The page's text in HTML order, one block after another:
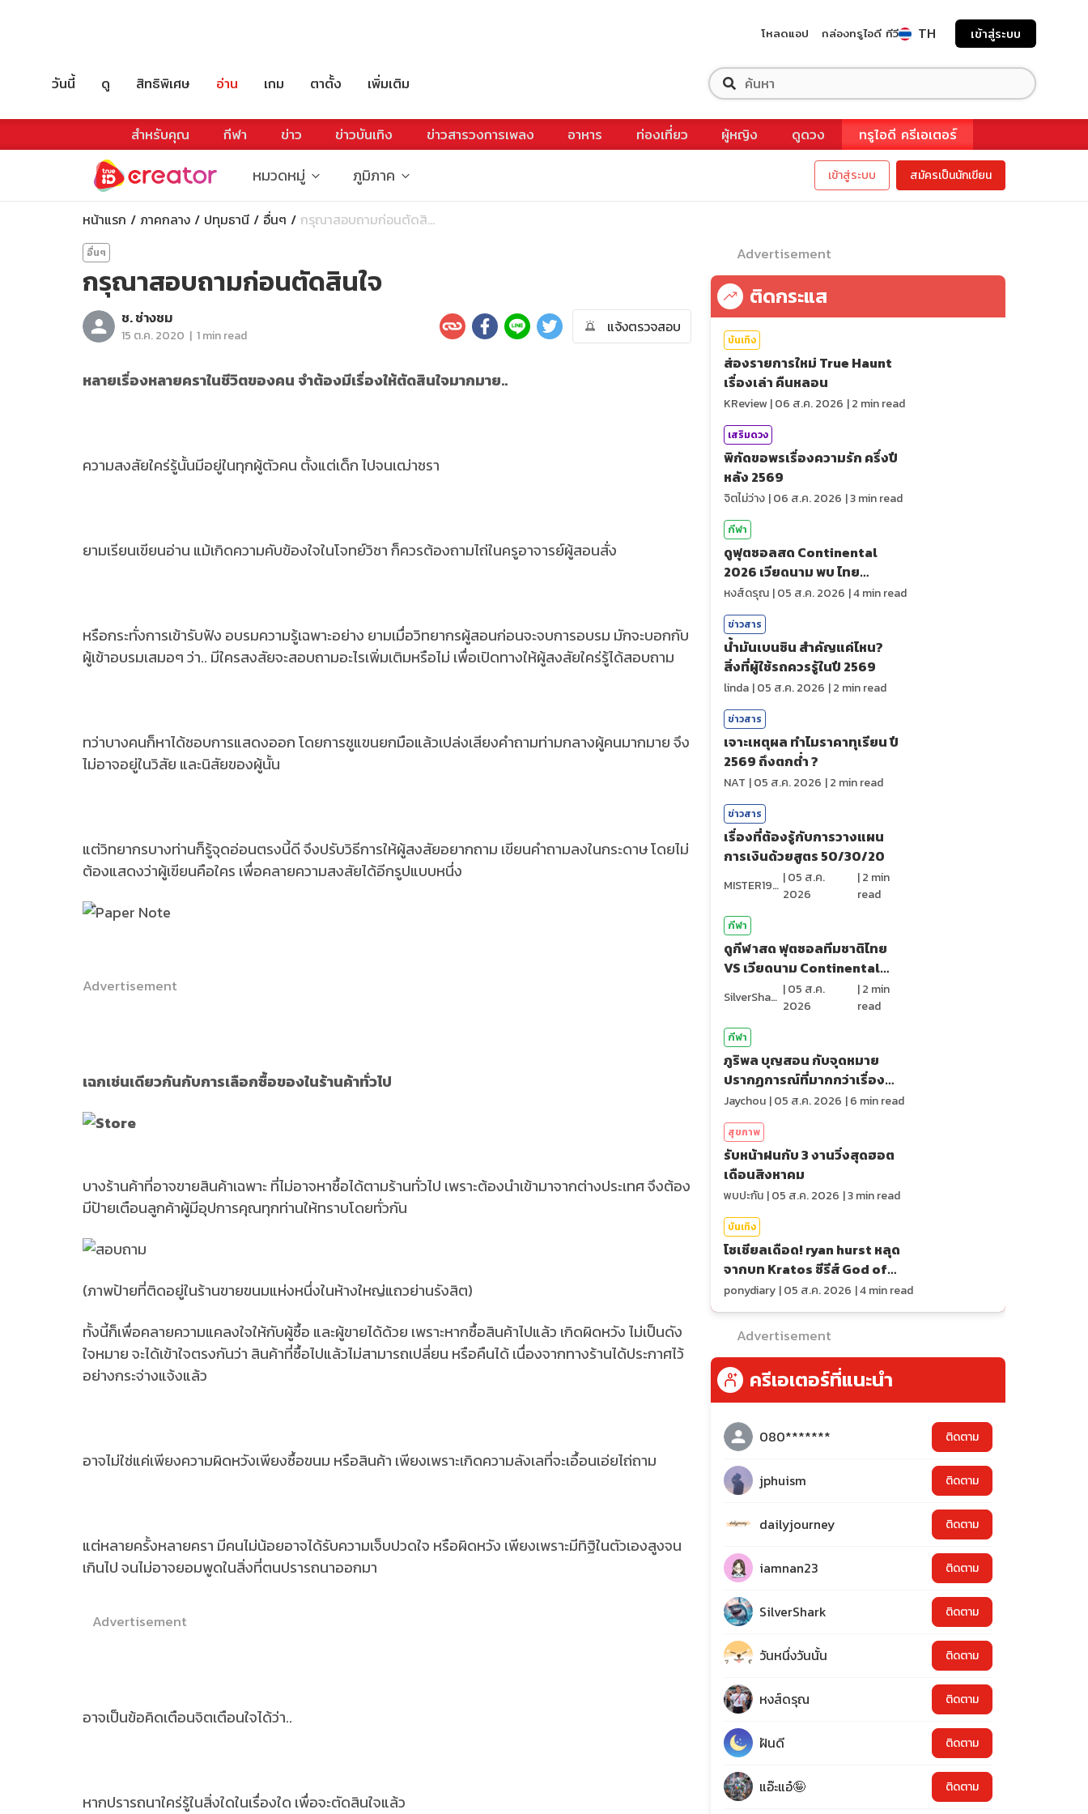
โหลดแอป กล่องทรูไอดี ทีวี TH เข้าสู่ระบบ
วันนี้ ดู สิทธิพิเศษ อ่าน เกม ตาตั้ง เพิ่มเติม
สำหรับคุณ กีฬา ข่าว ข่าวบันเทิง ข่าวสารวงการเพลง อาหาร ท่องเที่ยว ผู้หญิง ดูดวง ทรูไอดี ครีเอเตอร์
หมวดหมู่ ภูมิภาค เข้าสู่ระบบ สมัครเป็นนักเขียน
หน้าแรก ภาคกลาง ปทุมธานี อื่นๆ กรุณาสอบถามก่อนตัดสิ...
อื่นๆ
กรุณาสอบถามก่อนตัดสินใจ
ช. ช่างชม
15 ต.ค. 2020 | 1 min read แจ้งตรวจสอบ
หลายเรื่องหลายคราในชีวิตของคน จำต้องมีเรื่องให้ตัดสินใจมากมาย..
ความสงสัยใคร่รู้นั้นมีอยู่ในทุกผู้ตัวคน ตั้งแต่เด็ก ไปจนเฒ่าชรา
ยามเรียนเขียนอ่าน แม้เกิดความคับข้องใจในโจทย์วิชา ก็ควรต้องถามไถ่ในครูอาจารย์ผู้สอนสั่ง
หรือกระทั่งการเข้ารับฟัง อบรมความรู้เฉพาะอย่าง ยามเมื่อวิทยากรผู้สอนก่อนจะจบการอบรม มักจะบอกกับ
ผู้เข้าอบรมเสมอๆ ว่า.. มีใครสงสัยจะสอบถามอะไรเพิ่มเติมหรือไม่ เพื่อเปิดทางให้ผู้สงสัยใคร่รู้ได้สอบถาม
ทว่าบางคนก็หาได้ชอบการแสดงออก โดยการชูแขนยกมือแล้วเปล่งเสียงคำถามท่ามกลางผู้คนมากมาย จึง
ไม่อาจอยู่ในวิสัย และนิสัยของผู้นั้น
แต่วิทยากรบางท่านก็รู้จุดอ่อนตรงนี้ดี จึงปรับวิธีการให้ผู้สงสัยอยากถาม เขียนคำถามลงในกระดาษ โดยไม่
ต้องแสดงว่าผู้เขียนคือใคร เพื่อคลายความสงสัยได้อีกรูปแบบหนึ่ง
Advertisement
เฉกเช่นเดียวกันกับการเลือกซื้อของในร้านค้าทั่วไป
บางร้านค้าที่อาจขายสินค้าเฉพาะ ที่ไม่อาจหาซื้อได้ตามร้านทั่วไป เพราะต้องนำเข้ามาจากต่างประเทศ จึงต้อง
มีป้ายเตือนลูกค้าผู้มีอุปการคุณทุกท่านให้ทราบโดยทั่วกัน
(ภาพป้ายที่ติดอยู่ในร้านขายขนมแห่งหนึ่งในห้างใหญ่แถวย่านรังสิต)
ทั้งนี้ก็เพื่อคลายความแคลงใจให้กับผู้ซื้อ และผู้ขายได้ด้วย เพราะหากซื้อสินค้าไปแล้ว เกิดผิดหวัง ไม่เป็นดัง
ใจหมาย จะได้เข้าใจตรงกันว่า สินค้าที่ซื้อไปแล้วไม่สามารถเปลี่ยน หรือคืนได้ เนื่องจากทางร้านได้ประกาศไว้
อย่างกระจ่างแจ้งแล้ว
อาจไม่ใช่แค่เพียงความผิดหวังเพียงซื้อขนม หรือสินค้า เพียงเพราะเกิดความลังเลที่จะเอื้อนเอ่ยไถ่ถาม
แต่หลายครั้งหลายครา มีคนไม่น้อยอาจได้รับความเจ็บปวดใจ หรือผิดหวัง เพียงเพราะมีทิฐิในตัวเองสูงจน
เกินไป จนไม่อาจยอมพูดในสิ่งที่ตนปรารถนาออกมา
Advertisement
อาจเป็นข้อคิดเตือนจิตเตือนใจได้ว่า..
หากปรารถนาใคร่รู้ในสิ่งใดในเรื่องใด เพื่อจะตัดสินใจแล้ว
Advertisement
ติดกระแส
บันเทิง
ส่องรายการใหม่ True Haunt
เรื่องเล่า คืนหลอน
KReview |06 ส.ค. 2026 |2 min read
เสริมดวง
พิกัดขอพรเรื่องความรัก ครึ่งปี
หลัง 2569
จิตไม่ว่าง |06 ส.ค. 2026 |3min read
กีฬา
ดูฟุตซอลสด Continental
2026 เวียดนาม พบ ไทย
ถ่ายทอดสดกีฬา
หงส์ดรุณ |05 ส.ค. 2026 |4min read
ข่าวสาร
น้ำมันเบนซิน สำคัญแค่ไหน?
สิ่งที่ผู้ใช้รถควรรู้ในปี 2569
linda |05 ส.ค. 2026 |2 min read
ข่าวสาร
เจาะเหตุผล ทำไมราคาทุเรียน ปี
2569 ถึงตกต่ำ ?
NAT |05 ส.ค. 2026 |2 min read
ข่าวสาร
เรื่องที่ต้องรู้กับการวางแผน
การเงินด้วยสูตร 50/30/20
MISTER1997 |05 ส.ค.
2026
|2 min
read
กีฬา
ดูกีฬาสด ฟุตซอลทีมชาติไทย
VS เวียดนาม Continental
Futsal2026
SilverShark |05 ส.ค.
2026
|2 min
read
กีฬา
ภูริพล บุญสอน กับจุดหมาย
ปรากฏการณ์ที่มากกว่าเรื่อง
ของสถิติ
Jaychou |05 ส.ค. 2026 |6 min read
สุขภาพ
รับหน้าฝนกับ 3 งานวิ่งสุดฮอต
เดือนสิงหาคม
พบปะกัน |05 ส.ค. 2026 |3min read
บันเทิง
โซเชียลเดือด! ryan hurst หลุด
จากบท Kratos ซีรีส์ God of
War
ponydiary |05 ส.ค. 2026 |4min read
Advertisement
ครีเอเตอร์ที่แนะนำ
080******* ติดตาม
jphuism ติดตาม
dailyjourney ติดตาม
iamnan23 ติดตาม
SilverShark ติดตาม
วันหนึ่งวันนั้น ติดตาม
หงส์ดรุณ ติดตาม
ฝันดี ติดตาม
แอ๊ะแอ๋🤪 ติดตาม